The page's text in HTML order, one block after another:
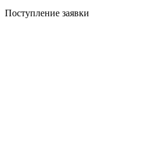
Поступление заявки